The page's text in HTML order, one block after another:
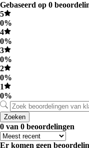
Gebaseerd op 0
5
0%
4
0%
3
0%
2
0%
1
0%
Zoeken
0 van 0 beoordelingen
Er komen geen